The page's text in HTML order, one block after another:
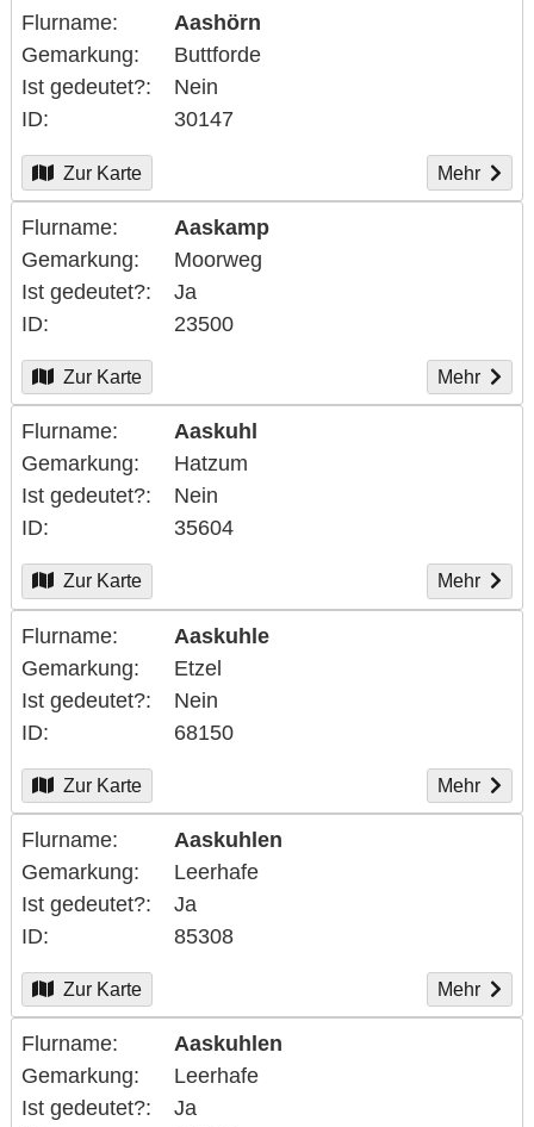
Flurname
Aashörn
Gemarkung
Buttforde
Ist gedeutet?
Nein
ID
30147
Zur Karte Mehr
Flurname
Aaskamp
Gemarkung
Moorweg
Ist gedeutet?
Ja
ID
23500
Zur Karte Mehr
Flurname
Aaskuhl
Gemarkung
Hatzum
Ist gedeutet?
Nein
ID
35604
Zur Karte Mehr
Flurname
Aaskuhle
Gemarkung
Etzel
Ist gedeutet?
Nein
ID
68150
Zur Karte Mehr
Flurname
Aaskuhlen
Gemarkung
Leerhafe
Ist gedeutet?
Ja
ID
85308
Zur Karte Mehr
Flurname
Aaskuhlen
Gemarkung
Leerhafe
Ist gedeutet?
Ja